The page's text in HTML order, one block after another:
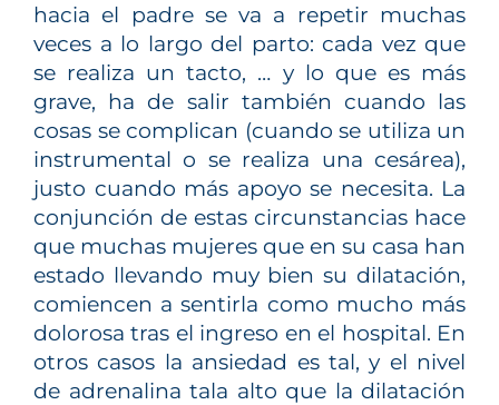
hacia el padre se va a repetir muchas
veces a lo largo del parto: cada vez que
se realiza un tacto, … y lo que es más
grave, ha de salir también cuando las
cosas se complican (cuando se utiliza un
instrumental o se realiza una cesárea),
justo cuando más apoyo se necesita. La
conjunción de estas circunstancias hace
que muchas mujeres que en su casa han
estado llevando muy bien su dilatación,
comiencen a sentirla como mucho más
dolorosa tras el ingreso en el hospital. En
otros casos la ansiedad es tal, y el nivel
de adrenalina tala alto que la dilatación